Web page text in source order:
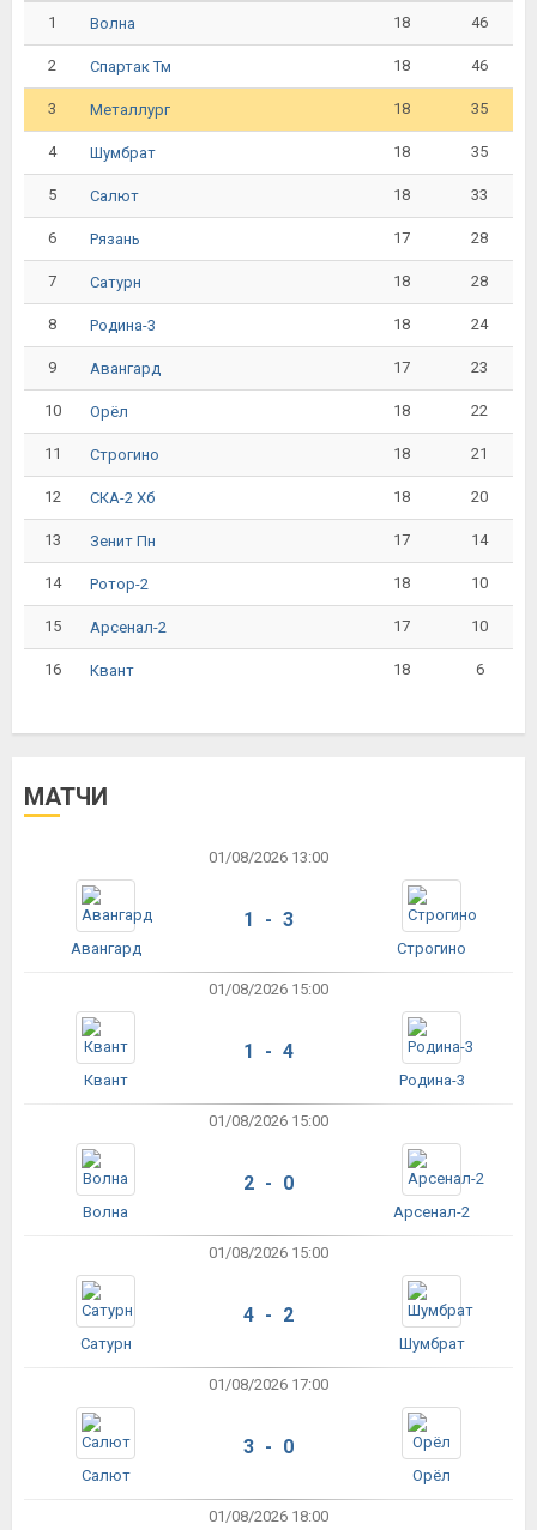
1 Волна 18 46
2 Спартак Тм 18 46
3 Металлург 18 35
4 Шумбрат 18 35
5 Салют 18 33
6 Рязань 17 28
7 Сатурн 18 28
8 Родина-3 18 24
9 Авангард 17 23
10 Орёл 18 22
11 Строгино 18 21
12 СКА-2 Хб 18 20
13 Зенит Пн 17 14
14 Ротор-2 18 10
15 Арсенал-2 17 10
16 Квант 18 6
МАТЧИ
01/08/2026 13:00
Авангард
1 - 3
Строгино
01/08/2026 15:00
Квант
1 - 4
Родина-3
01/08/2026 15:00
Волна
2 - 0
Арсенал-2
01/08/2026 15:00
Сатурн
4 - 2
Шумбрат
01/08/2026 17:00
Салют
3 - 0
Орёл
01/08/2026 18:00